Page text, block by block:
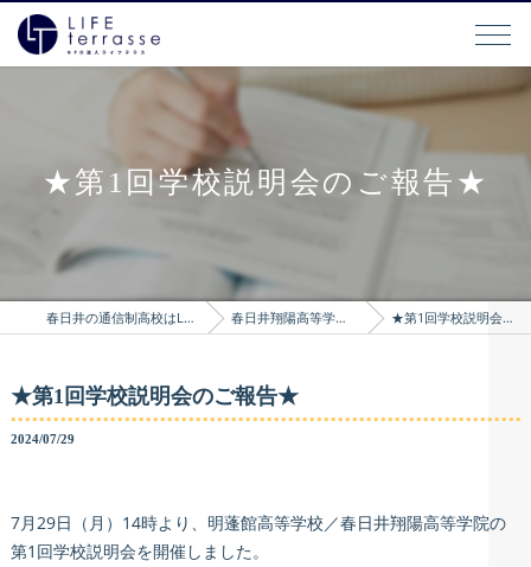
★第1回学校説明会のご報告★
春日井の通信制高校はLIFEterrasse 春日井翔陽高等学院のブログ ★第1回学校説明会のご報告★
★第1回学校説明会のご報告★
2024/07/29
7月29日（月）14時より、明蓬館高等学校／春日井翔陽高等学院の
第1回学校説明会を開催しました。